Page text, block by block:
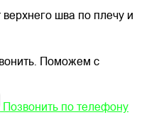
шва по плечу и
Поможем с
Позвонить по телефону